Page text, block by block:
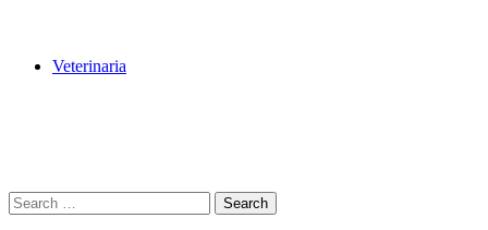
Veterinaria
Search